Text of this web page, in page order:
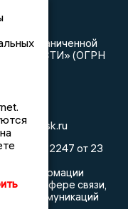
с ограниченной
НОВОСТИ» (ОГРН
ФС77-82247 от 23
информации
в сфере связи,
коммуникаций